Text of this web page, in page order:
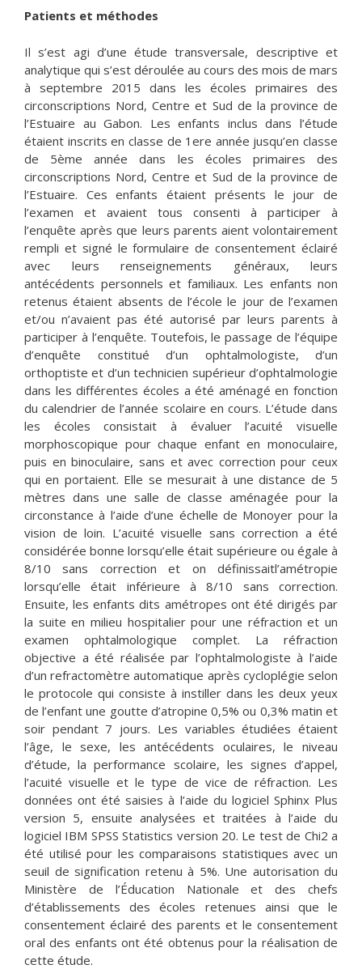
Patients et méthodes
Il s’est agi d’une étude transversale, descriptive et
analytique qui s’est déroulée au cours des mois de mars
à septembre 2015 dans les écoles primaires des
circonscriptions Nord, Centre et Sud de la province de
l’Estuaire au Gabon. Les enfants inclus dans l’étude
étaient inscrits en classe de 1ere année jusqu’en classe
de 5ème année dans les écoles primaires des
circonscriptions Nord, Centre et Sud de la province de
l’Estuaire. Ces enfants étaient présents le jour de
l’examen et avaient tous consenti à participer à
l’enquête après que leurs parents aient volontairement
rempli et signé le formulaire de consentement éclairé
avec leurs renseignements généraux, leurs
antécédents personnels et familiaux. Les enfants non
retenus étaient absents de l’école le jour de l’examen
et/ou n’avaient pas été autorisé par leurs parents à
participer à l’enquête. Toutefois, le passage de l’équipe
d’enquête constitué d’un ophtalmologiste, d’un
orthoptiste et d’un technicien supérieur d’ophtalmologie
dans les différentes écoles a été aménagé en fonction
du calendrier de l’année scolaire en cours. L’étude dans
les écoles consistait à évaluer l’acuité visuelle
morphoscopique pour chaque enfant en monoculaire,
puis en binoculaire, sans et avec correction pour ceux
qui en portaient. Elle se mesurait à une distance de 5
mètres dans une salle de classe aménagée pour la
circonstance à l’aide d’une échelle de Monoyer pour la
vision de loin. L’acuité visuelle sans correction a été
considérée bonne lorsqu’elle était supérieure ou égale à
8/10 sans correction et on définissaitl’amétropie
lorsqu’elle était inférieure à 8/10 sans correction.
Ensuite, les enfants dits amétropes ont été dirigés par
la suite en milieu hospitalier pour une réfraction et un
examen ophtalmologique complet. La réfraction
objective a été réalisée par l’ophtalmologiste à l’aide
d’un refractomètre automatique après cycloplégie selon
le protocole qui consiste à instiller dans les deux yeux
de l’enfant une goutte d’atropine 0,5% ou 0,3% matin et
soir pendant 7 jours. Les variables étudiées étaient
l’âge, le sexe, les antécédents oculaires, le niveau
d’étude, la performance scolaire, les signes d’appel,
l’acuité visuelle et le type de vice de réfraction. Les
données ont été saisies à l’aide du logiciel Sphinx Plus
version 5, ensuite analysées et traitées à l’aide du
logiciel IBM SPSS Statistics version 20. Le test de Chi2 a
été utilisé pour les comparaisons statistiques avec un
seuil de signification retenu à 5%. Une autorisation du
Ministère de l’Éducation Nationale et des chefs
d’établissements des écoles retenues ainsi que le
consentement éclairé des parents et le consentement
oral des enfants ont été obtenus pour la réalisation de
cette étude.